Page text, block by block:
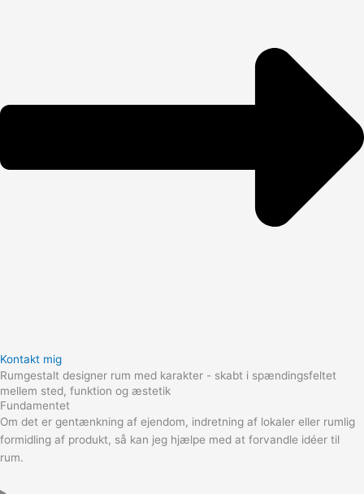
Kontakt mig
Rumgestalt designer rum med karakter - skabt i spændingsfeltet
mellem sted, funktion og æstetik
Fundamentet
Om det er gentænkning af ejendom, indretning af lokaler eller rumlig
formidling af produkt, så kan jeg hjælpe med at forvandle idéer til
rum.